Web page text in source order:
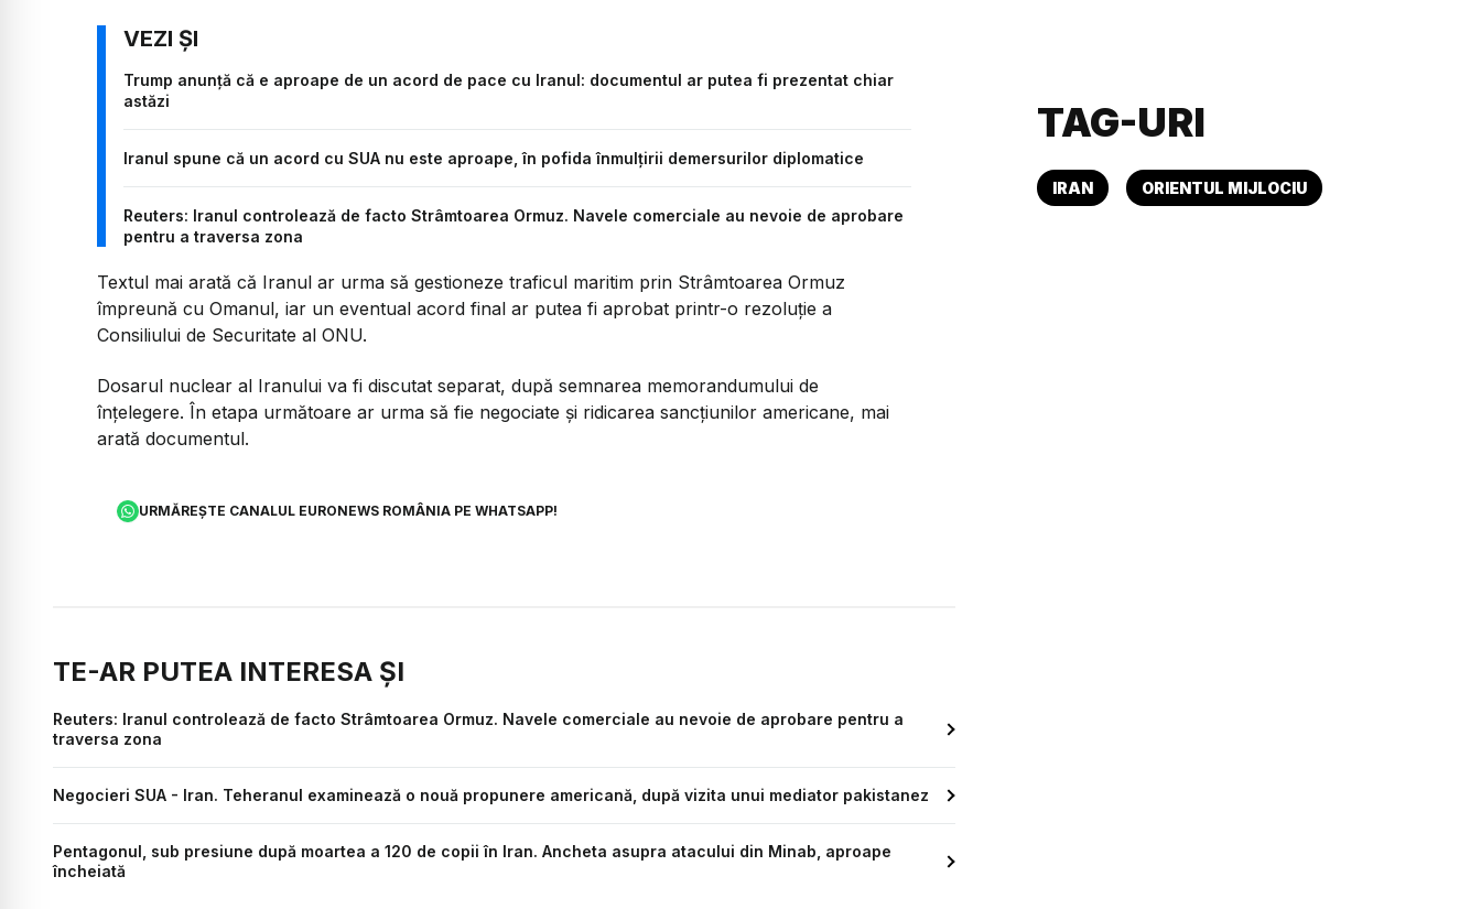
Trump anunță că e aproape de un acord de pace cu Iranul: documentul ar putea fi prezentat chiar
astăzi
Iranul spune că un acord cu SUA nu este aproape, în pofida înmulțirii demersurilor diplomatice
Reuters: Iranul controlează de facto Strâmtoarea Ormuz. Navele comerciale au nevoie de aprobare
pentru a traversa zona
Textul mai arată că Iranul ar urma să gestioneze traficul maritim prin Strâmtoarea Ormuz
împreună cu Omanul, iar un eventual acord final ar putea fi aprobat printr-o rezoluție a
Consiliului de Securitate al ONU.
Dosarul nuclear al Iranului va fi discutat separat, după semnarea memorandumului de
înțelegere. În etapa următoare ar urma să fie negociate și ridicarea sancțiunilor americane, mai
arată documentul.
URMĂREȘTE CANALUL EURONEWS ROMÂNIA PE WHATSAPP!
TE-AR PUTEA INTERESA ȘI
Reuters: Iranul controlează de facto Strâmtoarea Ormuz. Navele comerciale au nevoie de aprobare pentru a
traversa zona
Negocieri SUA - Iran. Teheranul examinează o nouă propunere americană, după vizita unui mediator pakistanez
Pentagonul, sub presiune după moartea a 120 de copii în Iran. Ancheta asupra atacului din Minab, aproape
încheiată
TAG-URI
IRAN ORIENTUL MIJLOCIU